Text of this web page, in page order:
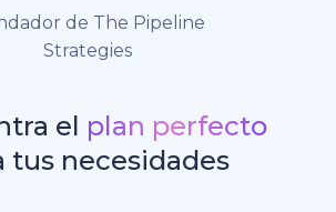
de The Pipeline
Strategies
el plan perfecto
tus necesidades